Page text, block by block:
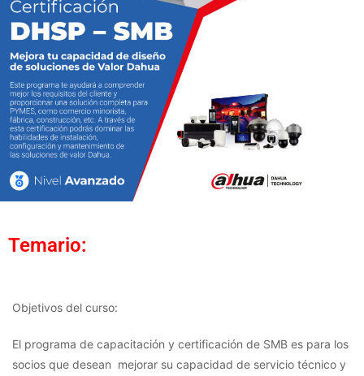
Temario:
Objetivos del curso:
El programa de capacitación y certificación de SMB es para los
socios que desean mejorar su capacidad de servicio técnico y